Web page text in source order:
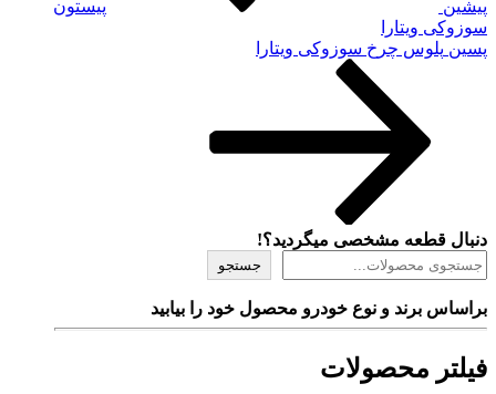
پیشین
پیستون
سوزوکی ویتارا
نوشته‌ٔ
پسین پلوس چرخ سوزوکی ویتارا
دنبال قطعه مشخصی میگردید؟!
جستجو
براساس برند و نوع خودرو محصول خود را بیابید
فیلتر محصولات